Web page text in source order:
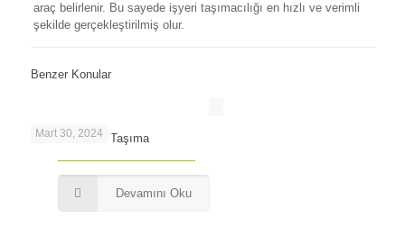
araç belirlenir. Bu sayede işyeri taşımacılığı en hızlı ve verimli
şekilde gerçekleştirilmiş olur.
Benzer Konular
Mart 30, 2024
Maslak’ta Ofis Taşıma
Devamını Oku